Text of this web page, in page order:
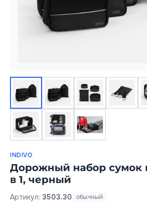
INDIVO
Дорожный набор сумок
в 1, черный
Артикул: 3503.30 обычный